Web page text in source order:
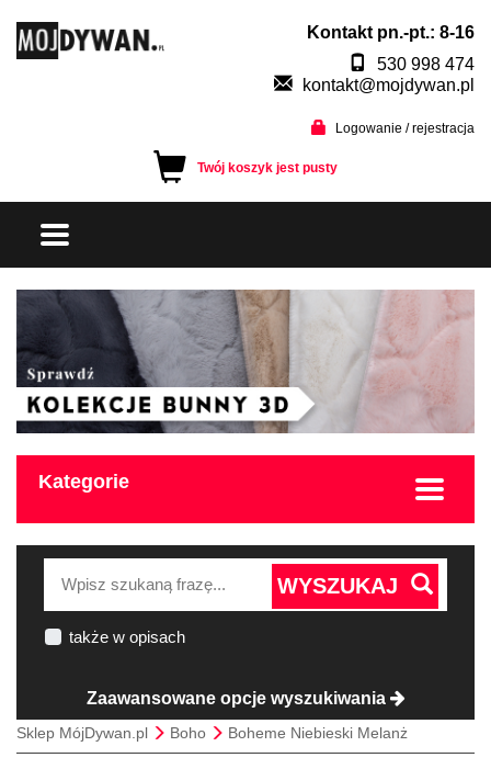
Kontakt pn.-pt.: 8-16
530 998 474
kontakt@mojdywan.pl
Logowanie / rejestracja
Twój koszyk jest pusty
Kategorie
WYSZUKAJ
także w opisach
Zaawansowane opcje wyszukiwania
Sklep MójDywan.pl Boho Boheme Niebieski Melanż